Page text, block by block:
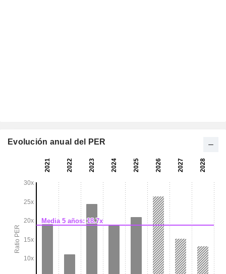
Evolución anual del PER